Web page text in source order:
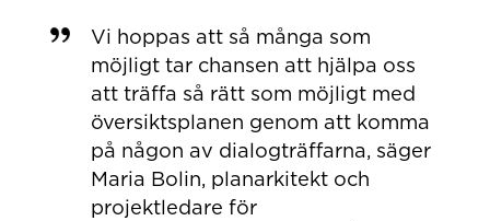
Vi hoppas att så många som
möjligt tar chansen att hjälpa oss
att träffa så rätt som möjligt med
översiktsplanen genom att komma
på någon av dialogträffarna, säger
Maria Bolin, planarkitekt och
projektledare för